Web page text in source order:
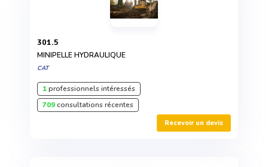
301.5
MINIPELLE HYDRAULIQUE
CAT
1professionnels intéressés
709consultations récentes
Recevoir un devis